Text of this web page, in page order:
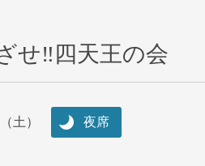
せ‼四天王の会
土） 夜席